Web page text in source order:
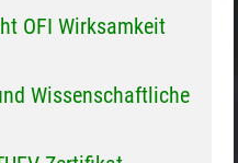
OFI Wirksamkeit
Wissenschaftliche